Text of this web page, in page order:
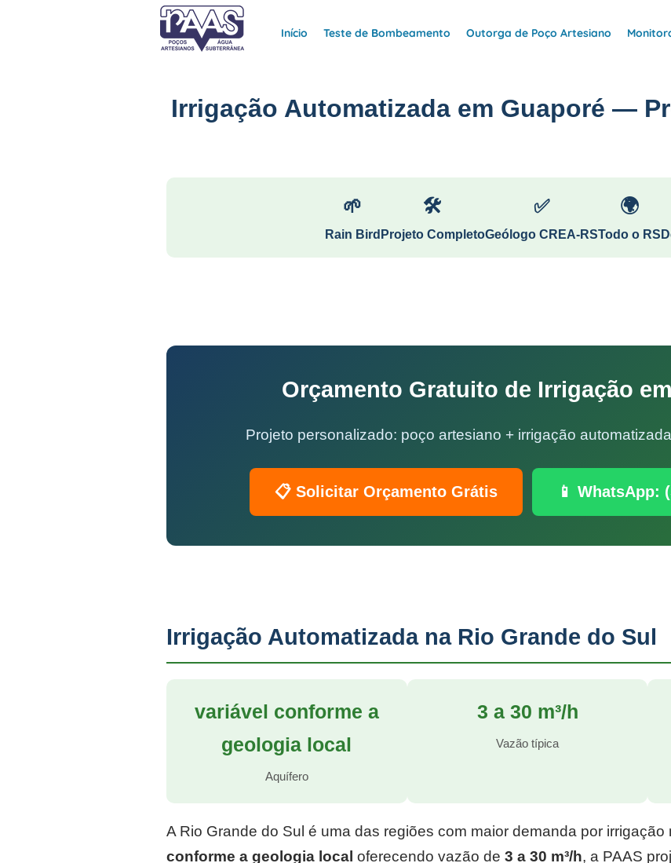
Início Teste de Bombeamento Outorga de Poço Artesiano
Irrigação Automatizada em Guaporé —
🌱
Rain Bird
🛠
Projeto Completo
✅
Geólogo CREA-RS
🌍
Todo o RS
Orçamento Gratuito de Irrigação
Projeto personalizado: poço artesiano + irrigação
📋 Solicitar Orçamento Grátis 📱 WhatsApp:
Irrigação Automatizada na Rio Grande do Sul
variável conforme a
geologia local
Aquífero
3 a 30 m³/h
Vazão típica
A Rio Grande do Sul é uma das regiões com maior demanda por irrigação
conforme a geologia local oferecendo vazão de 3 a 30 m³/h, a PAAS